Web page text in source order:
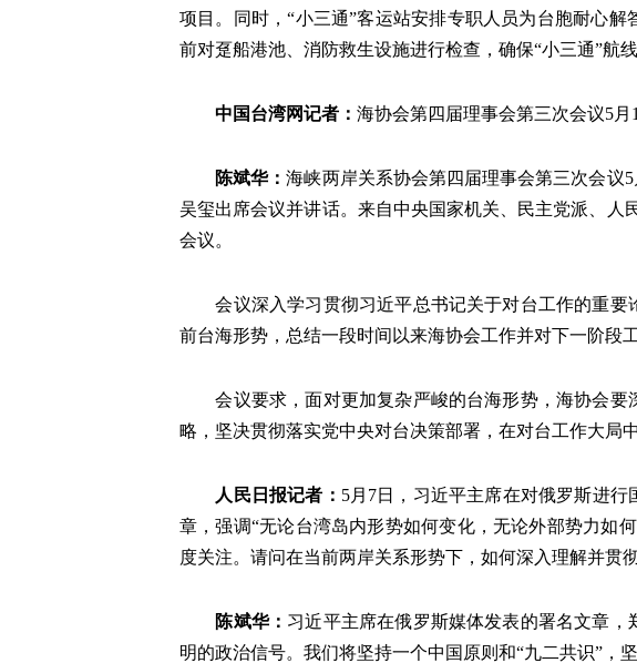
项目。同时，“小三通”客运站安排专职人员为台胞耐心
前对趸船港池、消防救生设施进行检查，确保“小三通”航线
中国台湾网记者： 海协会第四届理事会第三次会议5月
陈斌华：海峡两岸关系协会第四届理事会第三次会议
吴玺出席会议并讲话。来自中央国家机关、民主党派、人
会议。
会议深入学习贯彻习近平总书记关于对台工作的重
前台海形势，总结一段时间以来海协会工作并对下一阶段
会议要求，面对更加复杂严峻的台海形势，海协会
略，坚决贯彻落实党中央对台决策部署，在对台工作大局
人民日报记者： 5月7日，习近平主席在对俄罗斯进
章，强调“无论台湾岛内形势如何变化，无论外部势力如
度关注。请问在当前两岸关系形势下，如何深入理解并贯
陈斌华： 习近平主席在俄罗斯媒体发表的署名文章
明的政治信号。我们将坚持一个中国原则和“九二共识”，